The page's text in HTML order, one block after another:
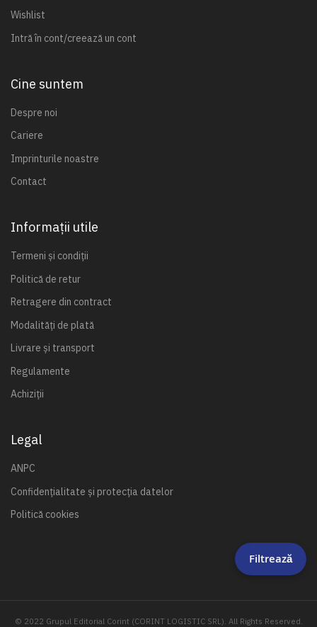
Wishlist
Intră în cont/creează un cont
Cine suntem
Despre noi
Cariere
Imprinturile noastre
Contact
Informații utile
Termeni și condiții
Politică de retur
Retragere din contract
Modalități de plată
Livrare și transport
Regulamente
Achiziții
Legal
ANPC
Confidențialitate și protecția datelor
Politică cookies
© 2022 Grupul Editorial Corint (CORINT LOGISTIC SRL). All Rights Reserved.
Filtrează